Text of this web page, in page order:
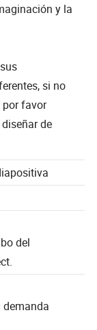
y la
si no
por favor
de
del